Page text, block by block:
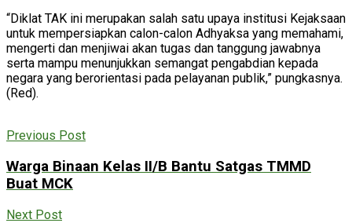
“Diklat TAK ini merupakan salah satu upaya institusi Kejaksaan
untuk mempersiapkan calon-calon Adhyaksa yang memahami,
mengerti dan menjiwai akan tugas dan tanggung jawabnya
serta mampu menunjukkan semangat pengabdian kepada
negara yang berorientasi pada pelayanan publik,” pungkasnya.
(Red).
Previous Post
Warga Binaan Kelas II/B Bantu Satgas TMMD
Buat MCK
Next Post